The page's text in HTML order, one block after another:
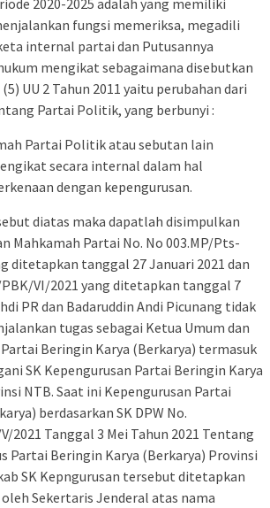
2020-2025 adalah yang memiliki
fungsi memeriksa, megadili
internal partai dan Putusannya
mengikat sebagaimana disebutkan
UU 2 Tahun 2011 yaitu perubahan dari
Partai Politik, yang berbunyi :
Partai Politik atau sebutan lain
secara internal dalam hal
dengan kepengurusan.
diatas maka dapatlah disimpulkan
Mahkamah Partai No. No 003.MP/Pts-
ditetapkan tanggal 27 Januari 2021 dan
VI/2021 yang ditetapkan tanggal 7
PR dan Badaruddin Andi Picunang tidak
tugas sebagai Ketua Umum dan
Beringin Karya (Berkarya) termasuk
SK Kepengurusan Partai Beringin Karya
NTB. Saat ini Kepengurusan Partai
berdasarkan SK DPW No.
2021 Tanggal 3 Mei Tahun 2021 Tentang
Partai Beringin Karya (Berkarya) Provinsi
SK Kepngurusan tersebut ditetapkan
Sekertaris Jenderal atas nama